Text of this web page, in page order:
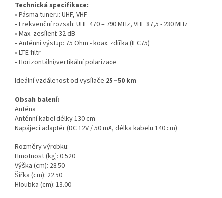
Technická specifikace:
• Pásma tuneru: UHF, VHF
• Frekvenční rozsah: UHF 470 – 790 MHz, VHF 87,5 - 230 MHz
• Max. zesílení: 32 dB
• Anténní výstup: 75 Ohm - koax. zdířka (IEC75)
• LTE filtr
• Horizontální/vertikální polarizace
Ideální vzdálenost od vysílače 25 –50 km
Obsah balení:
Anténa
Anténní kabel délky 130 cm
Napájecí adaptér (DC 12V / 50 mA, délka kabelu 140 cm)
Rozměry výrobku:
Hmotnost (kg): 0.520
Výška (cm): 28.50
Šířka (cm): 22.50
Hloubka (cm): 13.00